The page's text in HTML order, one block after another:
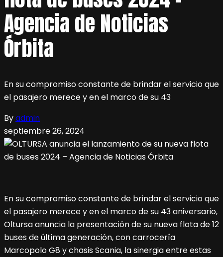
Agencia de Noticias
Órbita
En su compromiso constante de brindar el servicio que
el pasajero merece y en el marco de su 43
Byadmin
septiembre 26, 2024
En su compromiso constante de brindar el servicio que
el pasajero merece y en el marco de su 43 aniversario,
Oltursa anuncia la presentación de su nueva flota de 12
buses de última generación, con carrocería
Marcopolo G8 y chasis Scania, la sinergia entre estas